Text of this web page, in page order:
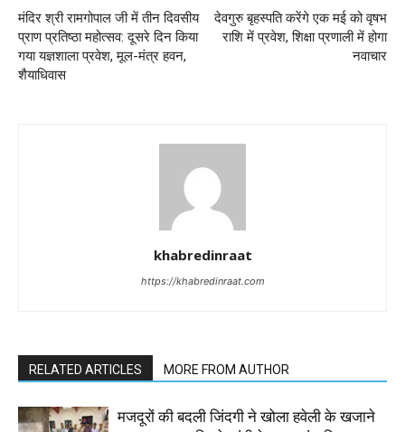
मंदिर श्री रामगोपाल जी में तीन दिवसीय
प्राण प्रतिष्ठा महोत्सव: दूसरे दिन किया
गया यज्ञशाला प्रवेश, मूल-मंत्र हवन,
शैयाधिवास
देवगुरु बृहस्पति करेंगे एक मई को वृषभ
राशि में प्रवेश, शिक्षा प्रणाली में होगा
नवाचार
khabredinraat
https://khabredinraat.com
RELATED ARTICLES MORE FROM AUTHOR
मजदूरों की बदली जिंदगी ने खोला हवेली के खजाने